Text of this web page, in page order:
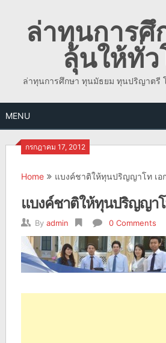
contentล่าทุนการศึ
ลุ้นให้ทั่
ล่าทุนการศึกษา ทุนมัธยม ทุนปริญาตรี
MENU
กรกฎาคม 17, 2012
Home แบงค์ชาติให้ทุนปริญญาโท เอ
แบงค์ชาติให้ทุนปริญญา
By admin 0 Comments